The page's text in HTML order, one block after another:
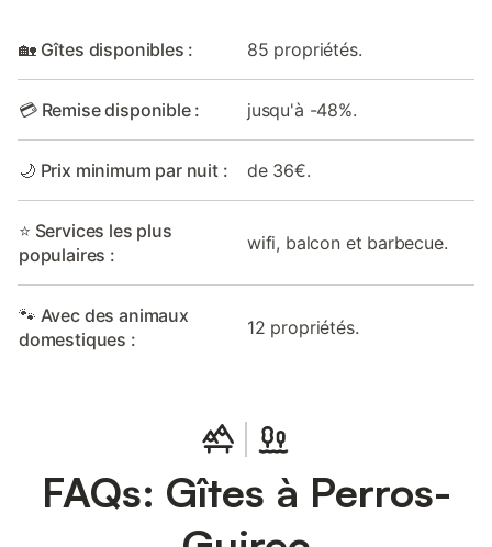
🏡 Gîtes disponibles : 85 propriétés.
💳 Remise disponible : jusqu'à -48%.
🌙 Prix minimum par nuit : de 36€.
⭐ Services les plus
populaires :
wifi, balcon et barbecue.
🐾 Avec des animaux
domestiques :
12 propriétés.
FAQs: Gîtes à Perros-